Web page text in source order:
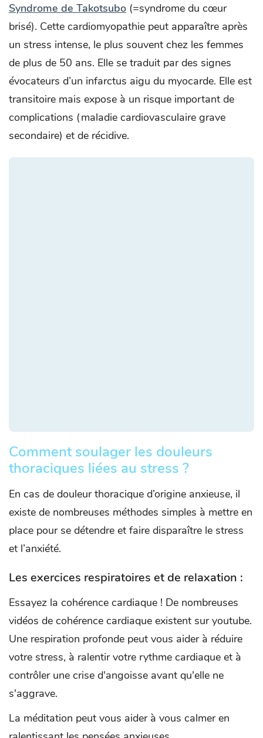
Syndrome de Takotsubo (=syndrome du cœur
brisé). Cette cardiomyopathie peut apparaître après
un stress intense, le plus souvent chez les femmes
de plus de 50 ans. Elle se traduit par des signes
évocateurs d’un infarctus aigu du myocarde. Elle est
transitoire mais expose à un risque important de
complications (maladie cardiovasculaire grave
secondaire) et de récidive.
Comment soulager les douleurs
thoraciques liées au stress ?
En cas de douleur thoracique d’origine anxieuse, il
existe de nombreuses méthodes simples à mettre en
place pour se détendre et faire disparaître le stress
et l’anxiété.
Les exercices respiratoires et de relaxation :
Essayez la cohérence cardiaque ! De nombreuses
vidéos de cohérence cardiaque existent sur youtube.
Une respiration profonde peut vous aider à réduire
votre stress, à ralentir votre rythme cardiaque et à
contrôler une crise d'angoisse avant qu'elle ne
s'aggrave.
La méditation peut vous aider à vous calmer en